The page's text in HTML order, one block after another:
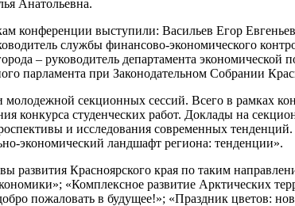
Анатольевна.
конференции выступили: Васильев Егор
службы финансово-экономического
– руководитель департамента
парламента при Законодательном Собрании
секционных сессий. Всего в рамках
конкурса студенческих работ. Доклады на
и исследования современных
экономический ландшафт региона: тенденции».
Красноярского края по таким
«Комплексное развитие Арктических
пожаловать в будущее!»; «Праздник цветов: